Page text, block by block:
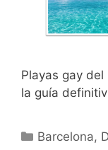
Playas gay
la guía
Categorías
Barcelona,